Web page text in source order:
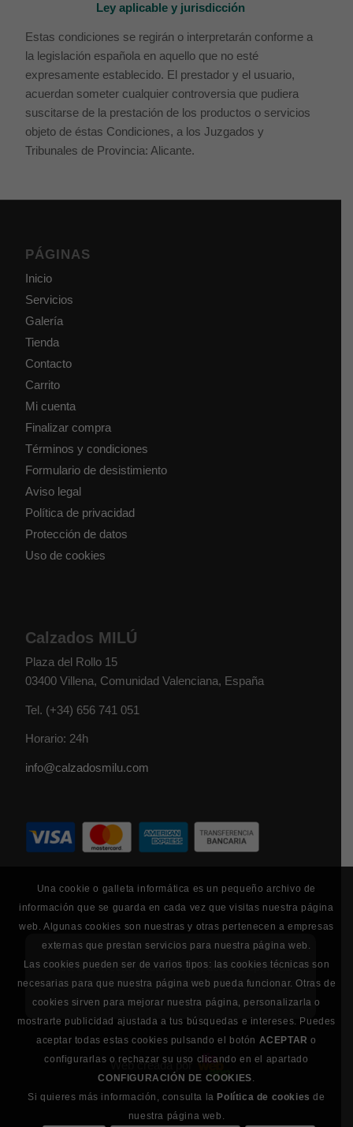
Ley aplicable y jurisdicción
Estas condiciones se regirán o interpretarán conforme a
la legislación española en aquello que no esté
expresamente establecido. El prestador y el usuario,
acuerdan someter cualquier controversia que pudiera
suscitarse de la prestación de los productos o servicios
objeto de éstas Condiciones, a los Juzgados y
Tribunales de Provincia: Alicante.
PÁGINAS
Inicio
Servicios
Galería
Tienda
Contacto
Carrito
Mi cuenta
Finalizar compra
Términos y condiciones
Formulario de desistimiento
Aviso legal
Política de privacidad
Protección de datos
Uso de cookies
Calzados MILÚ
Plaza del Rollo 15
03400 Villena, Comunidad Valenciana, España
Tel. (+34) 656 741 051
Horario: 24h
info@calzadosmilu.com
Para la correcta visualización, debe aceptar las
cookies.
Web creada por
Una cookie o galleta informática es un pequeño archivo de
información que se guarda en cada vez que visitas nuestra página
web. Algunas cookies son nuestras y otras pertenecen a empresas
externas que prestan servicios para nuestra página web.
Las cookies pueden ser de varios tipos: las cookies técnicas son
necesarias para que nuestra página web pueda funcionar. Otras de
cookies sirven para mejorar nuestra página, personalizarla o
mostrarte publicidad ajustada a tus búsquedas e intereses. Puedes
aceptar todas estas cookies pulsando el botón ACEPTAR o
configurarlas o rechazar su uso clicando en el apartado
CONFIGURACIÓN DE COOKIES.
Si quieres más información, consulta la Política de cookies de
nuestra página web.